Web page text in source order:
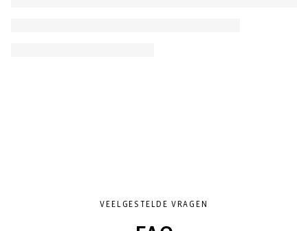
VEELGESTELDE VRAGEN